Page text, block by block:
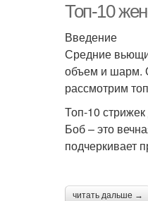
Топ-10
Введение
Средние
объем и шарм.
рассмотрим
Топ-10
Боб – это
подчеркивает
читать дальше →